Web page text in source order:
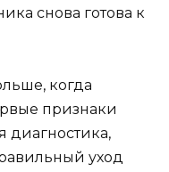
снова готова к
когда
признаки
диагностика,
уход